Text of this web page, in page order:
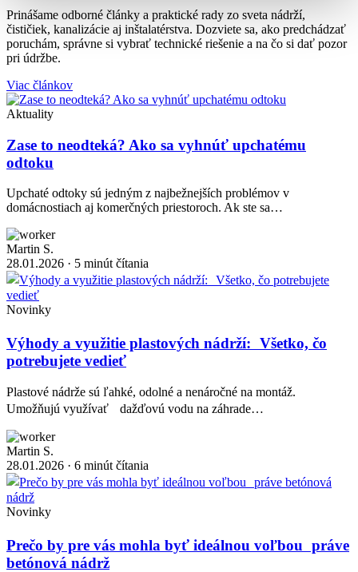
Prinášame odborné články a praktické rady zo sveta nádrží,
čističiek, kanalizácie aj inštalatérstva. Dozviete sa, ako predchádzať
poruchám, správne si vybrať technické riešenie a na čo si dať pozor
pri údržbe.
Viac článkov
Aktuality
Zase to neodteká? Ako sa vyhnúť upchatému
odtoku
Upchaté odtoky sú jedným z najbežnejších problémov v
domácnostiach aj komerčných priestoroch. Ak ste sa…
Martin S.
28.01.2026 · 5 minút čítania
Novinky
Výhody a využitie plastových nádrží: Všetko, čo
potrebujete vedieť
Plastové nádrže sú ľahké, odolné a nenáročné na montáž.
Umožňujú využívať dažďovú vodu na záhrade…
Martin S.
28.01.2026 · 6 minút čítania
Novinky
Prečo by pre vás mohla byť ideálnou voľbou práve
betónová nádrž